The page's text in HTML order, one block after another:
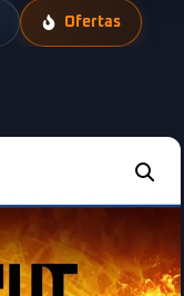
Ofertas